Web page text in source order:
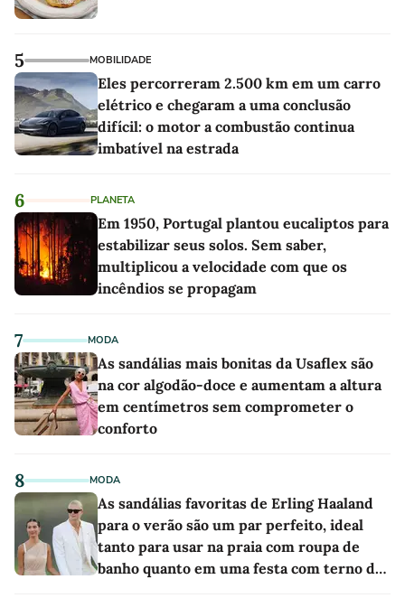
5 MOBILIDADE
Eles percorreram 2.500 km em um carro
elétrico e chegaram a uma conclusão
difícil: o motor a combustão continua
imbatível na estrada
6 PLANETA
Em 1950, Portugal plantou eucaliptos para
estabilizar seus solos. Sem saber,
multiplicou a velocidade com que os
incêndios se propagam
7 MODA
As sandálias mais bonitas da Usaflex são
na cor algodão-doce e aumentam a altura
em centímetros sem comprometer o
conforto
8 MODA
As sandálias favoritas de Erling Haaland
para o verão são um par perfeito, ideal
tanto para usar na praia com roupa de
banho quanto em uma festa com terno de